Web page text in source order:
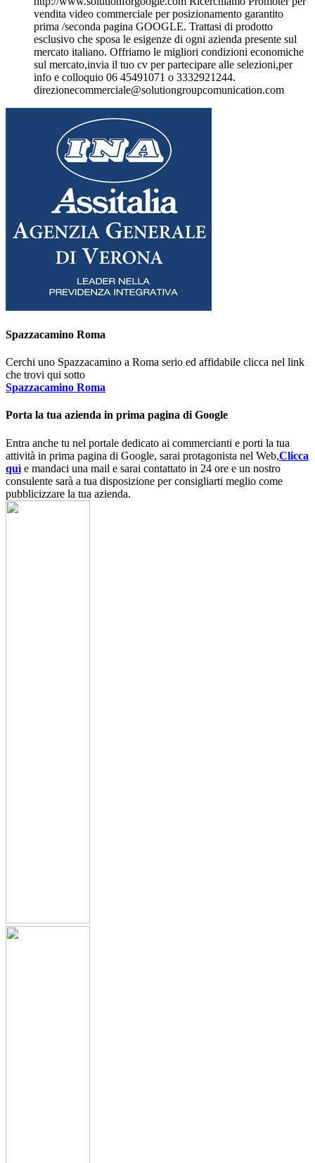
vendita video commerciale per posizionamento garantito
prima /seconda pagina GOOGLE. Trattasi di prodotto
esclusivo che sposa le esigenze di ogni azienda presente sul
mercato italiano. Offriamo le migliori condizioni economiche
sul mercato,invia il tuo cv per partecipare alle selezioni,per
info e colloquio 06 45491071 o 3332921244.
direzionecommerciale@solutiongroupcomunication.com
Spazzacamino Roma
Cerchi uno Spazzacamino a Roma serio ed affidabile clicca nel link
che trovi qui sotto
Spazzacamino Roma
Porta la tua azienda in prima pagina di Google
Entra anche tu nel portale dedicato ai commercianti e porti la tua
attività in prima pagina di Google, sarai protagonista nel Web,Clicca
quì e mandaci una mail e sarai contattato in 24 ore e un nostro
consulente sarà a tua disposizione per consigliarti meglio come
pubblicizzare la tua azienda.